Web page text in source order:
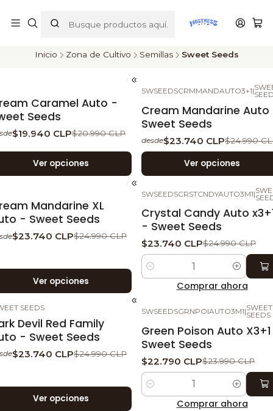
ENVÍOS A TODO CHILE
Inicio Zona de Cultivo Semillas Sweet Seeds
Caramel Auto -
Seeds
$19.940 CLP$20.990 CLP
Ver opciones
-5%DESCUENTO
SWSEEDSCRMMANDAUTO3+1|
Cream Mandarine
Sweet Seeds
desde$23.740 CLP$24.990
Ver opciones
Mandarine XL
- Sweet Seeds
$23.740 CLP$24.990 CLP
Ver opciones
-5%DESCUENTO
SWSEEDSCRSTCNDYAUTO3M1|
Crystal Candy Auto
- Sweet Seeds
$23.740 CLP$24.990 CLP
Cantidad
Comprar ahora
SEEDS
Devil Red Family
- Sweet Seeds
$23.740 CLP$24.990 CLP
Ver opciones
-5%DESCUENTO
SWSEEDSGRNPOIAUTO3M1|SWEET
SEEDS
Green Poison Auto
Sweet Seeds
$22.790 CLP$23.990 CLP
Cantidad
Comprar ahora